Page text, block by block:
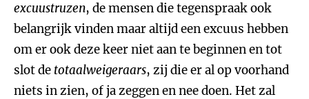
excuustruzen, de mensen die tegenspraak ook
belangrijk vinden maar altijd een excuus hebben
om er ook deze keer niet aan te beginnen en tot
slot de totaalweigeraars, zij die er al op voorhand
niets in zien, of ja zeggen en nee doen. Het zal